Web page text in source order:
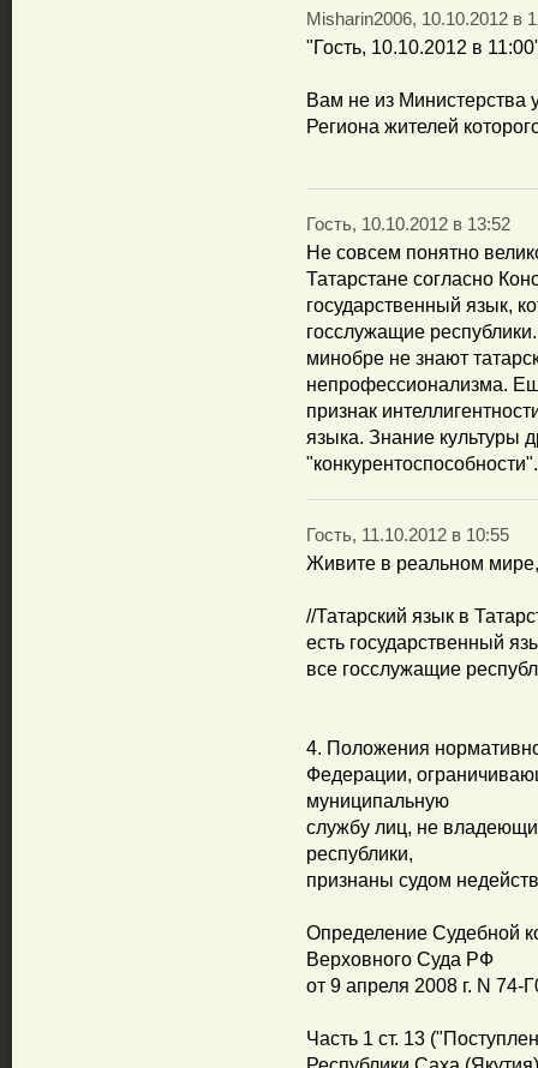
Misharin2006, 10.10.2012 в
"Гость, 10.10.2012 в
Вам не из Министерства
Региона жителей
Гость, 10.10.2012 в 13:52
Не совсем понятно
Татарстане согласно
государственный язык,
госслужащие
минобре не знают
непрофессионализма.
признак
языка. Знание культуры
"конкурентоспособности".
Гость, 11.10.2012 в 10:55
Живите в реальном
//Татарский язык в
есть государственный
все госслужащие
4. Положения
Федерации,
муниципальную
службу лиц, не
республики,
признаны судом
Определение Судебной
Верховного Суда РФ
от 9 апреля 2008 г. N 74-
Часть 1 ст. 13